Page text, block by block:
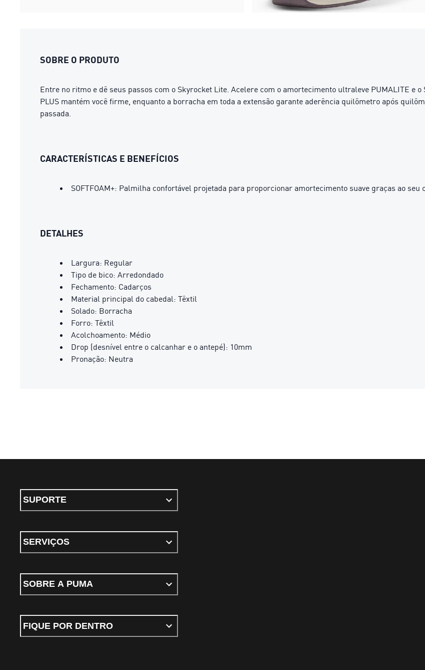
SOBRE O PRODUTO
Entre no ritmo e dê seus passos com o Skyrocket Lite. Acelere com o amortecimento ultraleve PUMALITE e o
PLUS mantém você firme, enquanto a borracha em toda a extensão garante aderência quilômetro após
passada.
CARACTERÍSTICAS E BENEFÍCIOS
SOFTFOAM+: Palmilha confortável projetada para proporcionar amortecimento suave graças ao
DETALHES
Largura: Regular
Tipo de bico: Arredondado
Fechamento: Cadarços
Material principal do cabedal: Têxtil
Solado: Borracha
Forro: Têxtil
Acolchoamento: Médio
Drop (desnível entre o calcanhar e o antepé): 10mm
Pronação: Neutra
SUPORTE
SERVIÇOS
SOBRE A PUMA
FIQUE POR DENTRO